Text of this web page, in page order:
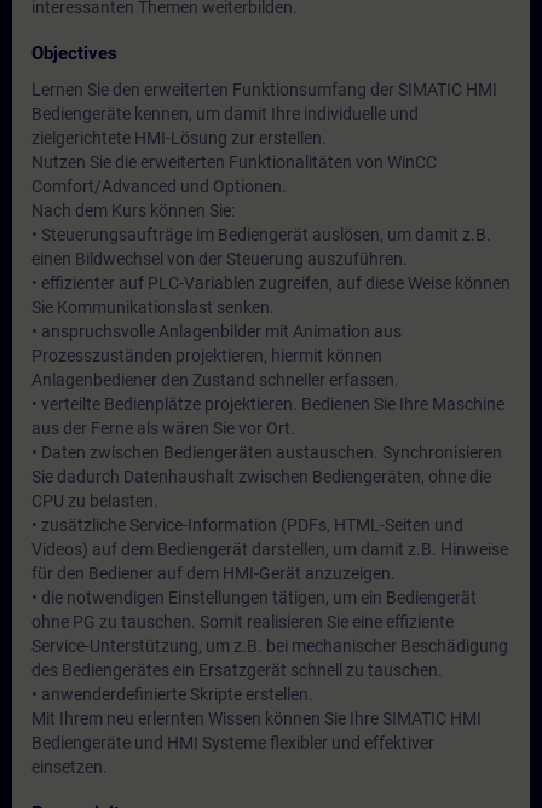
interessanten Themen weiterbilden.
Objectives
Lernen Sie den erweiterten Funktionsumfang der SIMATIC HMI
Bediengeräte kennen, um damit Ihre individuelle und
zielgerichtete HMI-Lösung zur erstellen.
Nutzen Sie die erweiterten Funktionalitäten von WinCC
Comfort/Advanced und Optionen.
Nach dem Kurs können Sie:
• Steuerungsaufträge im Bediengerät auslösen, um damit z.B.
einen Bildwechsel von der Steuerung auszuführen.
• effizienter auf PLC-Variablen zugreifen, auf diese Weise können
Sie Kommunikationslast senken.
• anspruchsvolle Anlagenbilder mit Animation aus
Prozesszuständen projektieren, hiermit können
Anlagenbediener den Zustand schneller erfassen.
• verteilte Bedienplätze projektieren. Bedienen Sie Ihre Maschine
aus der Ferne als wären Sie vor Ort.
• Daten zwischen Bediengeräten austauschen. Synchronisieren
Sie dadurch Datenhaushalt zwischen Bediengeräten, ohne die
CPU zu belasten.
• zusätzliche Service-Information (PDFs, HTML-Seiten und
Videos) auf dem Bediengerät darstellen, um damit z.B. Hinweise
für den Bediener auf dem HMI-Gerät anzuzeigen.
• die notwendigen Einstellungen tätigen, um ein Bediengerät
ohne PG zu tauschen. Somit realisieren Sie eine effiziente
Service-Unterstützung, um z.B. bei mechanischer Beschädigung
des Bediengerätes ein Ersatzgerät schnell zu tauschen.
• anwenderdefinierte Skripte erstellen.
Mit Ihrem neu erlernten Wissen können Sie Ihre SIMATIC HMI
Bediengeräte und HMI Systeme flexibler und effektiver
einsetzen.